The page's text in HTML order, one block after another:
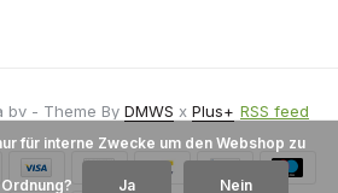
bv - Theme By DMWS x Plus+ RSS feed
für interne Zwecke um den Webshop zu
Ja Nein